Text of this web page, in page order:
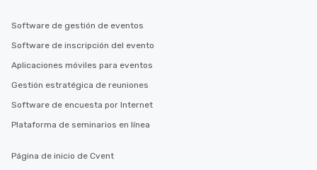
Software de gestión de eventos
Software de inscripción del evento
Aplicaciones móviles para eventos
Gestión estratégica de reuniones
Software de encuesta por Internet
Plataforma de seminarios en línea
Página de inicio de Cvent